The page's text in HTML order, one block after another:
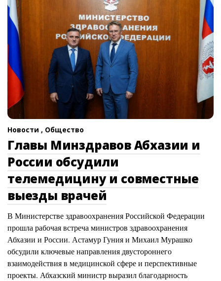
Новости , Общество
Главы Минздравов Абхазии и
России обсудили
телемедицину и совместные
выезды врачей
В Министерстве здравоохранения Российской Федерации
прошла рабочая встреча министров здравоохранения
Абхазии и России. Астамур Гуния и Михаил Мурашко
обсудили ключевые направления двустороннего
взаимодействия в медицинской сфере и перспективные
проекты. Абхазский министр выразил благодарность